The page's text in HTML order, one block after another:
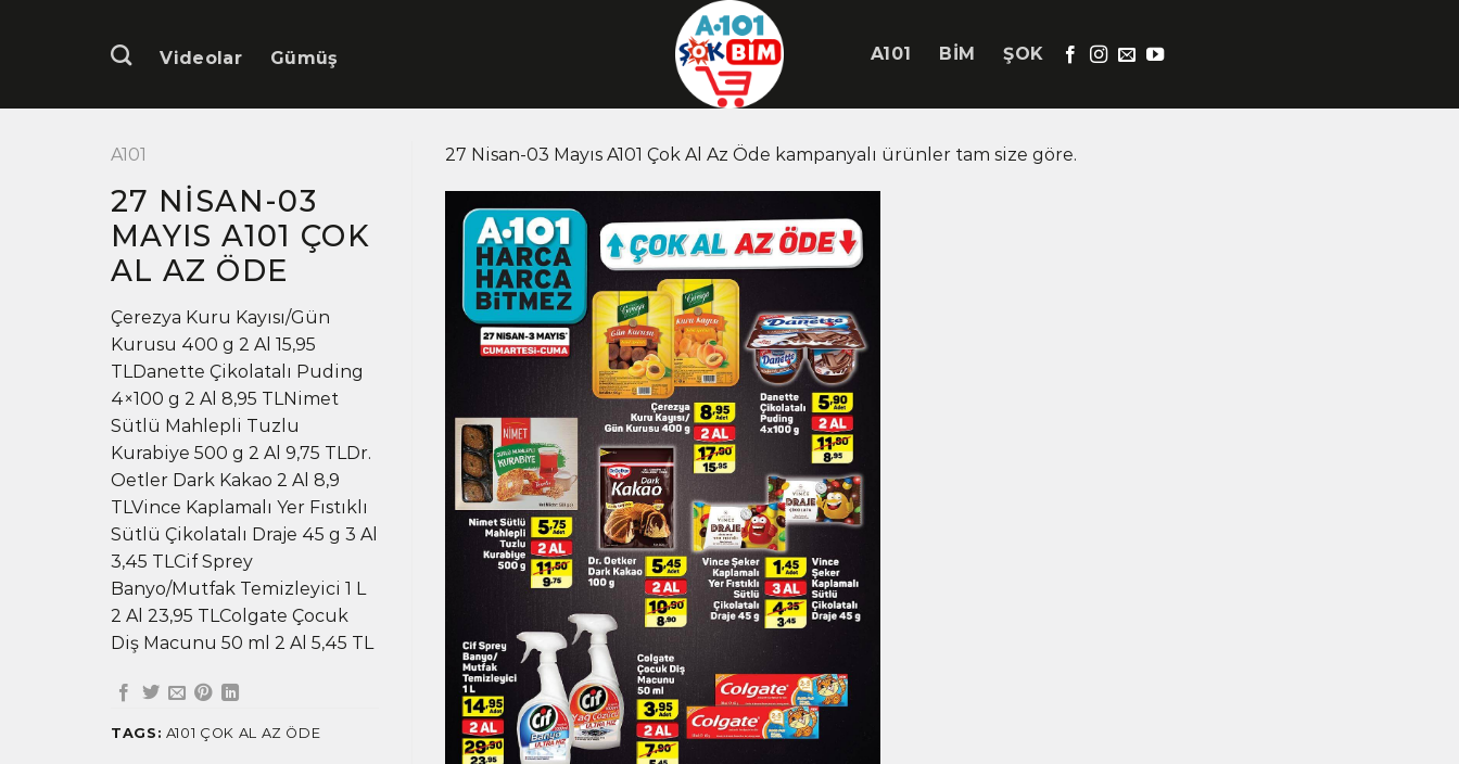
Videolar
Gümüş A101 BİM ŞOK
A101
27 NISAN-03
MAYIS A101 ÇOK
AL AZ ÖDE
Çerezya Kuru Kayısı/Gün
Kurusu 400 g 2 Al 15,95
TLDanette Çikolatalı Puding
4×100 g 2 Al 8,95 TLNimet
Sütlü Mahlepli Tuzlu
Kurabiye 500 g 2 Al 9,75 TLDr.
Oetler Dark Kakao 2 Al 8,9
TLVince Kaplamalı Yer Fıstıklı
Sütlü Çikolatalı Draje 45 g 3 Al
3,45 TLCif Sprey
Banyo/Mutfak Temizleyici 1 L
2 Al 23,95 TLColgate Çocuk
Diş Macunu 50 ml 2 Al 5,45 TL
TAGS: A101 ÇOK AL AZ ÖDE
27 Nisan-03 Mayıs A101 Çok Al Az Öde kampanyalı ürünler tam size göre.